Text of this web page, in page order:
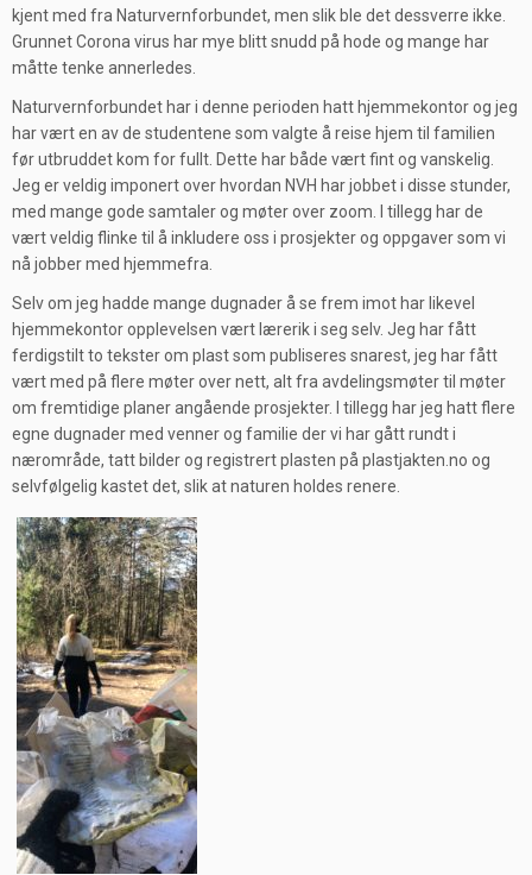
kjent med fra Naturvernforbundet, men slik ble det dessverre ikke.
Grunnet Corona virus har mye blitt snudd på hode og mange har
måtte tenke annerledes.
Naturvernforbundet har i denne perioden hatt hjemmekontor og jeg
har vært en av de studentene som valgte å reise hjem til familien
før utbruddet kom for fullt. Dette har både vært fint og vanskelig.
Jeg er veldig imponert over hvordan NVH har jobbet i disse stunder,
med mange gode samtaler og møter over zoom. I tillegg har de
vært veldig flinke til å inkludere oss i prosjekter og oppgaver som vi
nå jobber med hjemmefra.
Selv om jeg hadde mange dugnader å se frem imot har likevel
hjemmekontor opplevelsen vært lærerik i seg selv. Jeg har fått
ferdigstilt to tekster om plast som publiseres snarest, jeg har fått
vært med på flere møter over nett, alt fra avdelingsmøter til møter
om fremtidige planer angående prosjekter. I tillegg har jeg hatt flere
egne dugnader med venner og familie der vi har gått rundt i
nærområde, tatt bilder og registrert plasten på plastjakten.no og
selvfølgelig kastet det, slik at naturen holdes renere.